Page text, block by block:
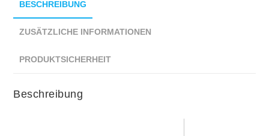
BESCHREIBUNG
ZUSÄTZLICHE INFORMATIONEN
PRODUKTSICHERHEIT
Beschreibung